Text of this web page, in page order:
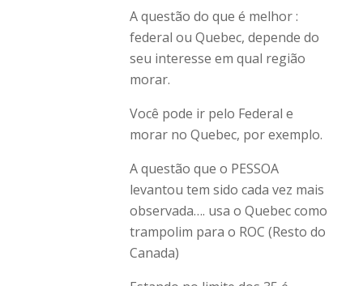
A questão do que é melhor :
federal ou Quebec, depende do
seu interesse em qual região
morar.
Você pode ir pelo Federal e
morar no Quebec, por exemplo.
A questão que o PESSOA
levantou tem sido cada vez mais
observada…. usa o Quebec como
trampolim para o ROC (Resto do
Canada)